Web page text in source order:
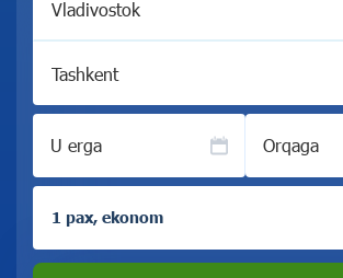
U erga Orqaga
1 pax, ekonom